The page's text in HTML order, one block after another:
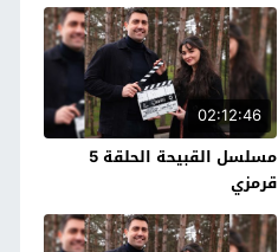
02:12:46
مسلسل القبيحة الحلقة 5
قرمزي